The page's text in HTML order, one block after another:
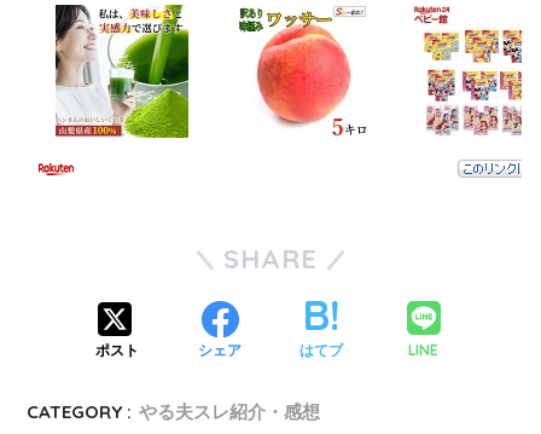
ようです
東京ブラッドボーン【微安
価・微あんこ】
やる夫本棚
SHARE
ポスト シェア はてブ LINE
CATEGORY : やる夫スレ紹介・感想